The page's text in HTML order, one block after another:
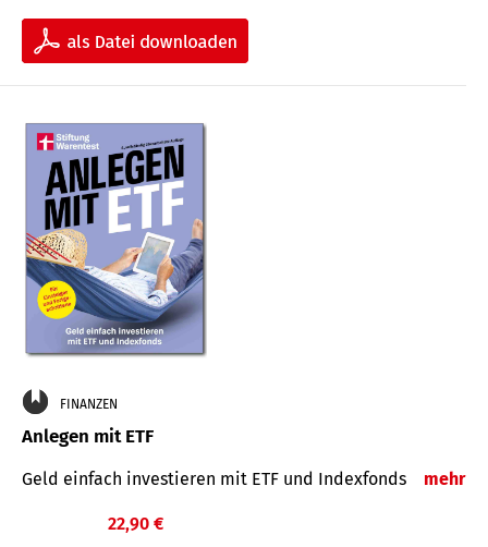
FINANZEN
Anlegen mit ETF
Geld einfach investieren mit ETF und Indexfonds mehr
22,90 €